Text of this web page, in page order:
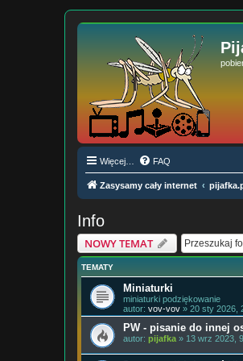
Więcej… FAQ
Zasysamy cały internet
Info
NOWY TEMAT
TEMATY
Miniaturki
miniaturki podziękowanie
autor: vov-vov » 20 sty 2026,
PW - pisanie do innej
autor: pijafka » 13 wrz 2023,